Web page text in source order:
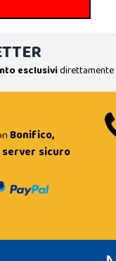
esclusividirettamente
Bonifico,
server sicuro